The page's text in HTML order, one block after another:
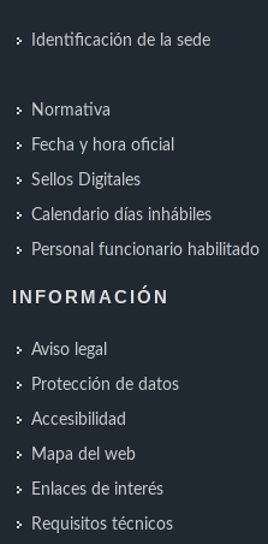
Identificación de la sede
Normativa
Fecha y hora oficial
Sellos Digitales
Calendario días inhábiles
Personal funcionario habilitado
INFORMACIÓN
Aviso legal
Protección de datos
Accesibilidad
Mapa del web
Enlaces de interés
Requisitos técnicos